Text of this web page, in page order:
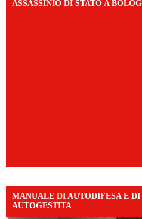
ASSASSINIO DI STATO A
MANUALE DI AUTODIFESA E
AUTOGESTITA